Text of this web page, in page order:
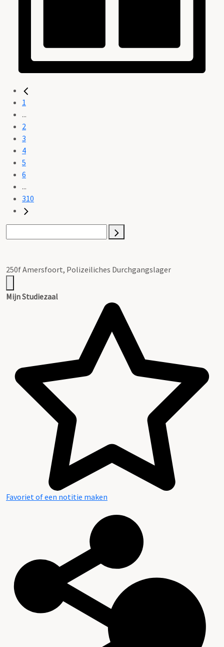
1
...
2
3
4
5
6
...
310
250f Amersfoort, Polizeiliches Durchgangslager
Mijn Studiezaal
Favoriet of een notitie maken